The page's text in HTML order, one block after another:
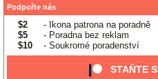
Podpořte nás
$2
- Ikona patrona na poradně
$5
- Poradna bez reklam
$10
- Soukromé poradenství
STAŇTE